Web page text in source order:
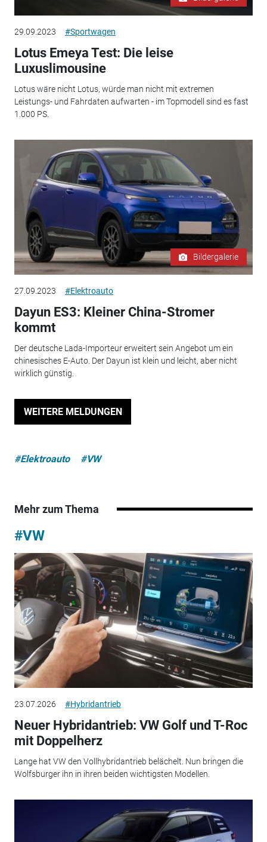
29.09.2023 #Sportwagen
Lotus Emeya Test: Die leise
Luxuslimousine
Lotus wäre nicht Lotus, würde man nicht mit extremen
Leistungs- und Fahrdaten aufwarten - im Topmodell sind es fast
1.000 PS.
Bildergalerie
27.09.2023 #Elektroauto
Dayun ES3: Kleiner China-Stromer
kommt
Der deutsche Lada-Importeur erweitert sein Angebot um ein
chinesisches E-Auto. Der Dayun ist klein und leicht, aber nicht
wirklich günstig.
WEITERE MELDUNGEN
#Elektroauto #VW
Mehr zum Thema
#VW
23.07.2026 #Hybridantrieb
Neuer Hybridantrieb: VW Golf und T-Roc
mit Doppelherz
Lange hat VW den Vollhybridantrieb belächelt. Nun bringen die
Wolfsburger ihn in ihren beiden wichtigsten Modellen.